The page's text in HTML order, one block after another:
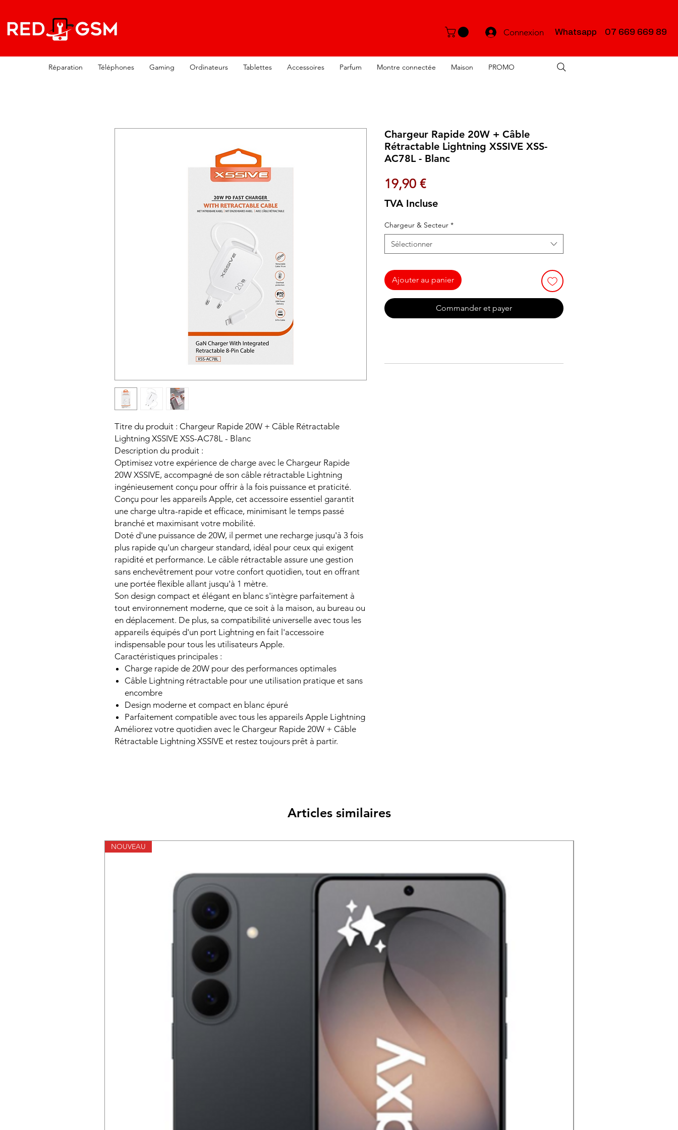
Connexion Whatsapp 07 669 669 89
Réparation Téléphones Gaming Ordinateurs Tablettes Accessoires Parfum Montre connectée Maison PROMO
Titre du produit : Chargeur Rapide 20W + Câble Rétractable
Lightning XSSIVE XSS-AC78L - Blanc
Description du produit :
Optimisez votre expérience de charge avec le Chargeur Rapide
20W XSSIVE, accompagné de son câble rétractable Lightning
ingénieusement conçu pour offrir à la fois puissance et praticité.
Conçu pour les appareils Apple, cet accessoire essentiel garantit
une charge ultra-rapide et efficace, minimisant le temps passé
branché et maximisant votre mobilité.
Doté d'une puissance de 20W, il permet une recharge jusqu'à 3 fois
plus rapide qu'un chargeur standard, idéal pour ceux qui exigent
rapidité et performance. Le câble rétractable assure une gestion
sans enchevêtrement pour votre confort quotidien, tout en offrant
une portée flexible allant jusqu'à 1 mètre.
Son design compact et élégant en blanc s'intègre parfaitement à
tout environnement moderne, que ce soit à la maison, au bureau ou
en déplacement. De plus, sa compatibilité universelle avec tous les
appareils équipés d'un port Lightning en fait l'accessoire
indispensable pour tous les utilisateurs Apple.
Caractéristiques principales :
Charge rapide de 20W pour des performances optimales
Câble Lightning rétractable pour une utilisation pratique et sans
encombre
Design moderne et compact en blanc épuré
Parfaitement compatible avec tous les appareils Apple Lightning
Améliorez votre quotidien avec le Chargeur Rapide 20W + Câble
Rétractable Lightning XSSIVE et restez toujours prêt à partir.
Chargeur Rapide 20W + Câble
Rétractable Lightning XSSIVE XSS-
AC78L - Blanc
19,90 €Prix
TVA Incluse
Chargeur & Secteur *
Sélectionner
Ajouter au panier
Commander et payer
Articles similaires
NOUVEAU